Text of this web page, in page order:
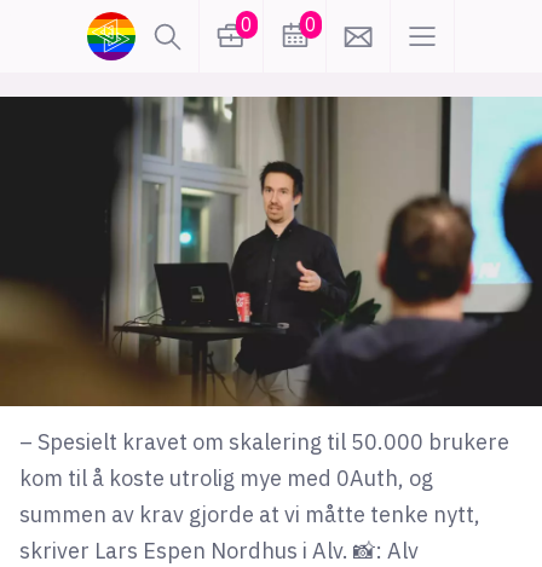
0 0
– Spesielt kravet om skalering til 50.000 brukere
kom til å koste utrolig mye med 0Auth, og
summen av krav gjorde at vi måtte tenke nytt,
skriver Lars Espen Nordhus i Alv. 📸: Alv
lønn
karriere
meninger
utdanning sikkerhet
kontor
frontend
backend
apputvikling
devops
IoT
design
tilgjengelighet
ukas koder
hobby